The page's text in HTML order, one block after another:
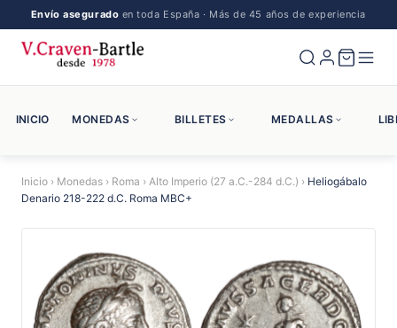
Envío asegurado en toda España · Más de 45 años de experiencia
INICIO MONEDAS BILLETES MEDALLAS
Inicio › Monedas › Roma › Alto Imperio (27 a.C.-284 d.C.) › Heliogábalo
Denario 218-222 d.C. Roma MBC+